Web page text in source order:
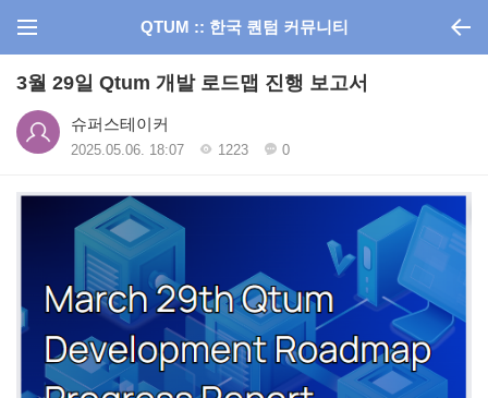
QTUM :: 한국 퀀텀 커뮤니티
3월 29일 Qtum 개발 로드맵 진행 보고서
슈퍼스테이커
2025.05.06. 18:07 1223 0